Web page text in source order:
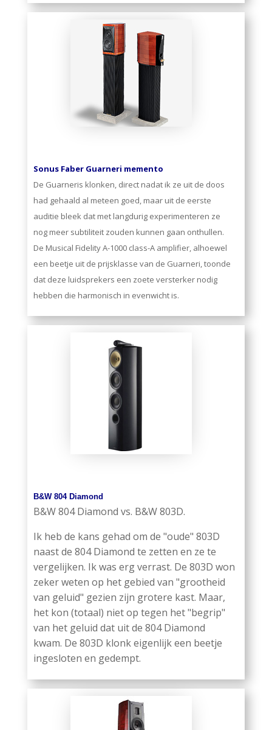
Sonus Faber Guarneri memento
De Guarneris klonken, direct nadat ik ze uit de doos
had gehaald al meteen goed, maar uit de eerste
auditie bleek dat met langdurig experimenteren ze
nog meer subtiliteit zouden kunnen gaan onthullen.
De Musical Fidelity A-1000 class-A amplifier, alhoewel
een beetje uit de prijsklasse van de Guarneri, toonde
dat deze luidsprekers een zoete versterker nodig
hebben die harmonisch in evenwicht is.
B&W 804 Diamond
B&W 804 Diamond vs. B&W 803D.
Ik heb de kans gehad om de "oude" 803D
naast de 804 Diamond te zetten en ze te
vergelijken. Ik was erg verrast. De 803D won
zeker weten op het gebied van "grootheid
van geluid" gezien zijn grotere kast. Maar,
het kon (totaal) niet op tegen het "begrip"
van het geluid dat uit de 804 Diamond
kwam. De 803D klonk eigenlijk een beetje
ingesloten en gedempt.